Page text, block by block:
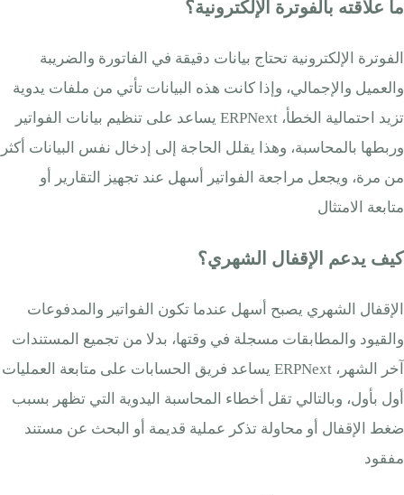
ما علاقته بالفوترة الإلكترونية؟
الفوترة الإلكترونية تحتاج بيانات دقيقة في الفاتورة والضريبة
والعميل والإجمالي، وإذا كانت هذه البيانات تأتي من ملفات يدوية
تزيد احتمالية الخطأ، ERPNext يساعد على تنظيم بيانات الفواتير
وربطها بالمحاسبة، وهذا يقلل الحاجة إلى إدخال نفس البيانات أكثر
من مرة، ويجعل مراجعة الفواتير أسهل عند تجهيز التقارير أو
متابعة الامتثال
كيف يدعم الإقفال الشهري؟
الإقفال الشهري يصبح أسهل عندما تكون الفواتير والمدفوعات
والقيود والمطابقات مسجلة في وقتها، بدلا من تجميع المستندات
آخر الشهر، ERPNext يساعد فريق الحسابات على متابعة العمليات
أول بأول، وبالتالي تقل أخطاء المحاسبة اليدوية التي تظهر بسبب
ضغط الإقفال أو محاولة تذكر عملية قديمة أو البحث عن مستند
مفقود